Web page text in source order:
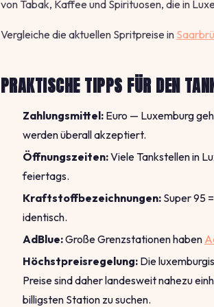
von Tabak, Kaffee und Spirituosen, die in
Vergleiche die aktuellen Spritpreise in
PRAKTISCHE TIPPS FÜR DEN
Zahlungsmittel: Euro — Luxemburg
werden überall akzeptiert.
Öffnungszeiten:Viele Tankstellen in
feiertags.
Kraftstoffbezeichnungen: Super 95
identisch.
AdBlue:Große Grenzstationen haben
Höchstpreisregelung: Die
Preise sind daher landesweit nahezu
billigsten Station zu suchen.